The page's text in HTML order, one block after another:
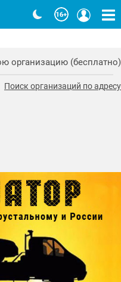
организацию (бесплатно)
Поиск организаций по адресу